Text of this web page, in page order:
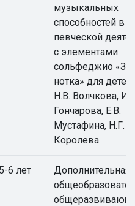
музыкальных
способностей в
певческой
с элементами
сольфеджио
нотка» для
Н.В. Волчкова,
Гончарова, Е.В.
Мустафина, Н.Г.
Королева
5-6 лет
Дополнительная